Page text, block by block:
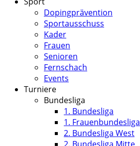
Dopingprävention
Sportausschuss
Kader
Frauen
Senioren
Fernschach
Events
Turniere
Bundesliga
1. Bundesliga
1. Frauenbundesliga
2. Bundesliga West